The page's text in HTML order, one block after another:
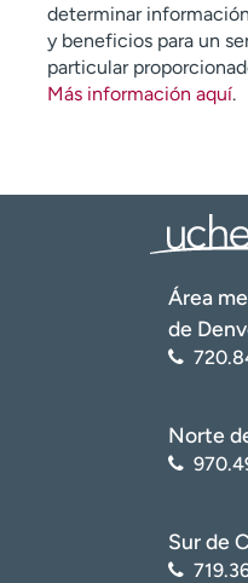
determinar
y beneficios para un
particular
Más información aquí.
Área
de
Norte
Sur de